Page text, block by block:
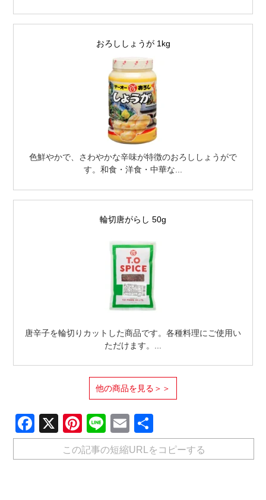
おろししょうが 1kg
色鮮やかで、さわやかな辛味が特徴のおろししょうがで
す。和食・洋食・中華な...
輪切唐がらし 50g
唐辛子を輪切りカットした商品です。各種料理にご使用い
ただけます。...
他の商品を見る＞＞
Facebook
X Pinterest
LineEmail
有
この記事の短縮URLをコピーする